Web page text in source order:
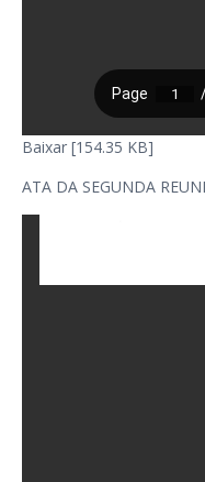
Baixar [154.35 KB]
ATA DA SEGUNDA